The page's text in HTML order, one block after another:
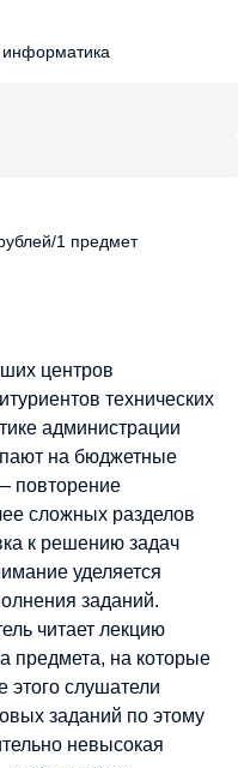
информатика
1 предмет
центров
технических
администрации
на бюджетные
повторение
сложных разделов
к решению задач
уделяется
заданий.
читает лекцию
предмета, на которые
этого слушатели
заданий по этому
невысокая